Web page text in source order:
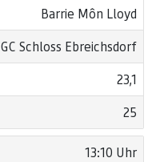
Barrie Môn Lloyd
GC Schloss Ebreichsdorf
23,1
25
13:10 Uhr